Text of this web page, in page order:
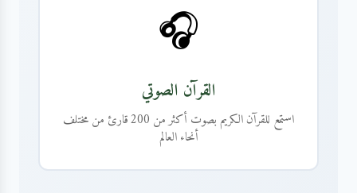
🎧
القرآن الصوتي
استمع للقرآن الكريم بصوت أكثر من 200 قارئ من مختلف
أنحاء العالم